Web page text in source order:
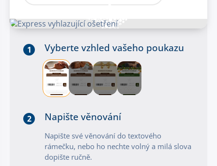
1 Vyberte vzhled vašeho poukazu
2 Napište věnování
Napište své věnování do textového
rámečku, nebo ho nechte volný a milá slova
dopište ručně.